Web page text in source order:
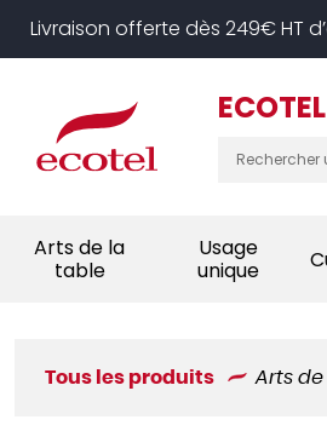
Livraison offerte dès 249€ HT
ECOTEL
Arts de la
table
Usage
unique
Tous les produits Arts
Panneau de gestion des cookies